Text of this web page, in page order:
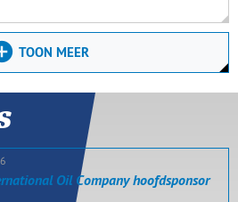
TOON MEER
Oil Company hoofdsponsor